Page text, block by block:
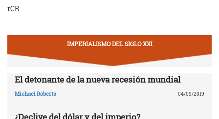
rCR
IMPERIALISMO DEL SIGLO XXI
El detonante de la nueva recesión mundial
Michael Roberts 04/09/2019
¿Declive del dólar y del imperio?